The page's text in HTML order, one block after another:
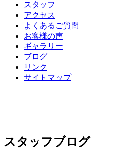
スタッフ
アクセス
よくあるご質問
お客様の声
ギャラリー
ブログ
リンク
サイトマップ
スタッフブログ